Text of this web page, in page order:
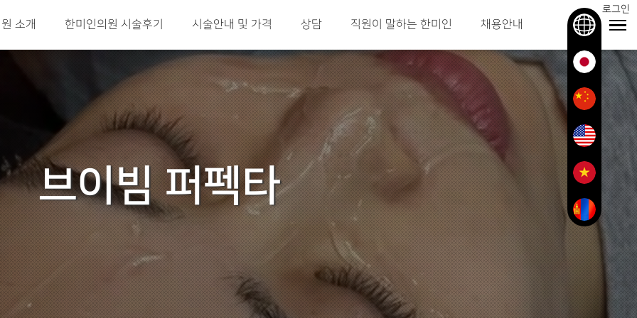
소개 한미인의원 시술후기 시술안내 및 가격 상담 직원이 말하는 한미인 채용안내
로그인
브이빔 퍼펙타